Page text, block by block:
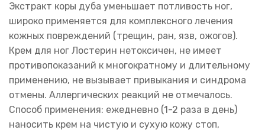
Экстракт коры дуба уменьшает потливость ног,
широко применяется для комплексного лечения
кожных повреждений (трещин, ран, язв, ожогов).
Крем для ног Лостерин нетоксичен, не имеет
противопоказаний к многократному и длительному
применению, не вызывает привыкания и синдрома
отмены. Аллергических реакций не отмечалось.
Способ применения: ежедневно (1-2 раза в день)
наносить крем на чистую и сухую кожу стоп,